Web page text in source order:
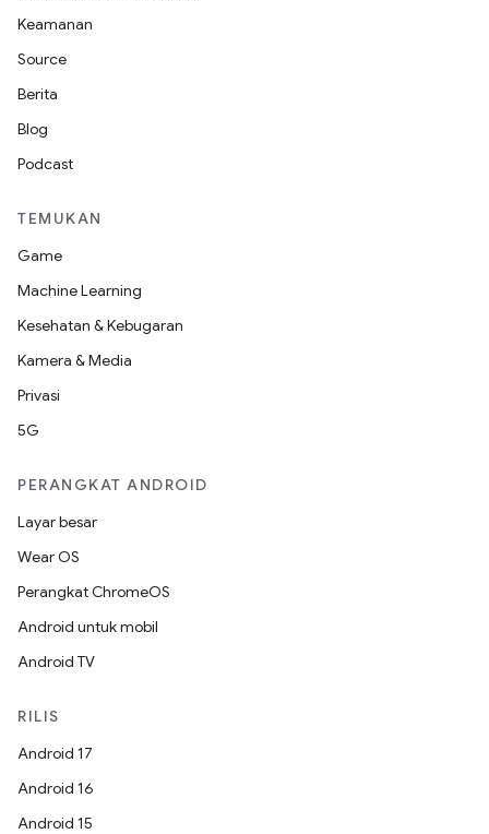
Keamanan
Source
Berita
Blog
Podcast
TEMUKAN
Game
Machine Learning
Kesehatan & Kebugaran
Kamera & Media
Privasi
5G
PERANGKAT ANDROID
Layar besar
Wear OS
Perangkat ChromeOS
Android untuk mobil
Android TV
RILIS
Android 17
Android 16
Android 15